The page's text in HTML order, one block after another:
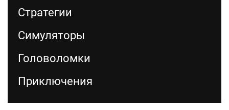
Стратегии
Симуляторы
Головоломки
Приключения